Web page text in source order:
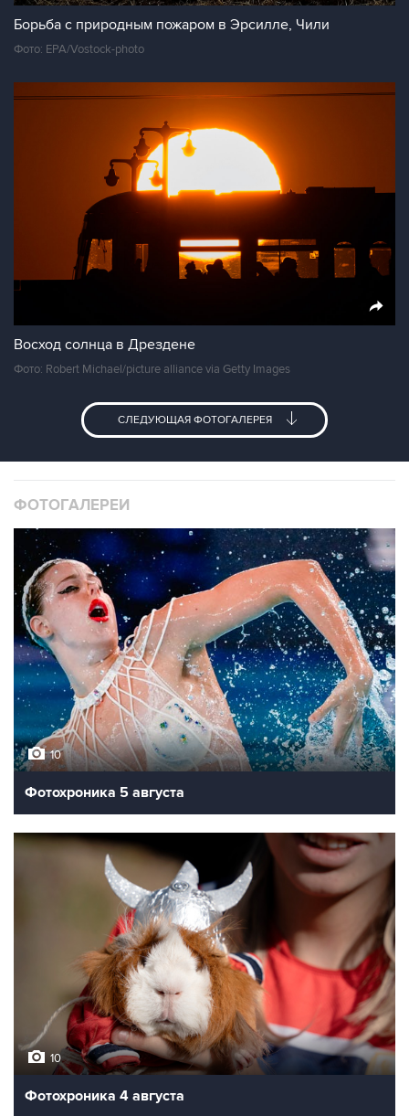
Борьба с природным пожаром в Эрсилле, Чили
Фото: EPA/Vostock-photo
Восход солнца в Дрездене
Фото: Robert Michael/picture alliance via Getty Images
СЛЕДУЮЩАЯ ФОТОГАЛЕРЕЯ
ФОТОГАЛЕРЕИ
10
Фотохроника 5 августа
10
Фотохроника 4 августа